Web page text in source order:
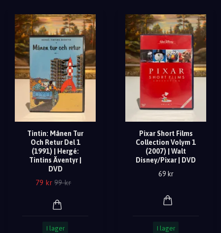
Tintin: Månen Tur
Och Retur Del 1
(1991) | Hergé:
Tintins Äventyr |
DVD
79 kr 99 kr
I lager
Pixar Short Films
Collection Volym 1
(2007) | Walt
Disney/Pixar | DVD
69 kr
I lager